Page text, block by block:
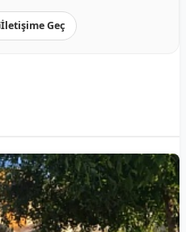
İletişime Geç